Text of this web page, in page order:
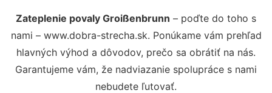
Zateplenie povaly Groißenbrunn – poďte do toho s
nami – www.dobra-strecha.sk. Ponúkame vám prehľad
hlavných výhod a dôvodov, prečo sa obrátiť na nás.
Garantujeme vám, že nadviazanie spolupráce s nami
nebudete ľutovať.